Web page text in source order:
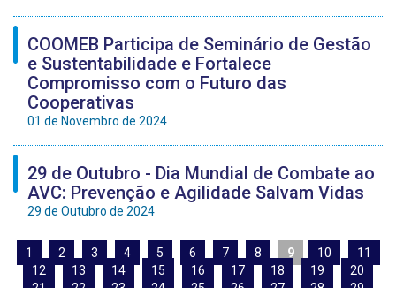
COOMEB Participa de Seminário de Gestão
e Sustentabilidade e Fortalece
Compromisso com o Futuro das
Cooperativas
01 de Novembro de 2024
29 de Outubro - Dia Mundial de Combate ao
AVC: Prevenção e Agilidade Salvam Vidas
29 de Outubro de 2024
1 2 3 4 5 6 7 8 9 10
11
12
13 14 15 16 17 18 19
20